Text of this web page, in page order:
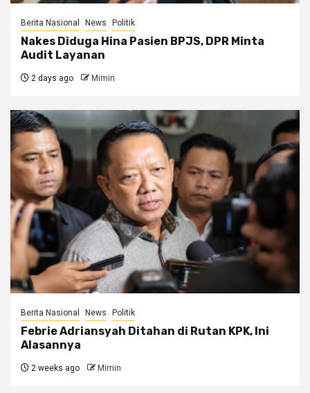
Berita Nasional News Politik
Nakes Diduga Hina Pasien BPJS, DPR Minta
Audit Layanan
2 days ago Mimin
Berita Nasional News Politik
Febrie Adriansyah Ditahan di Rutan KPK, Ini
Alasannya
2 weeks ago Mimin